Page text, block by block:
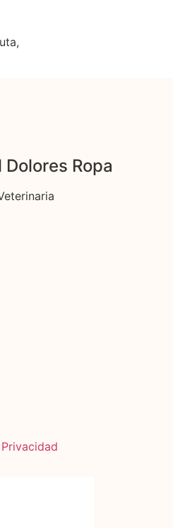
Ropa